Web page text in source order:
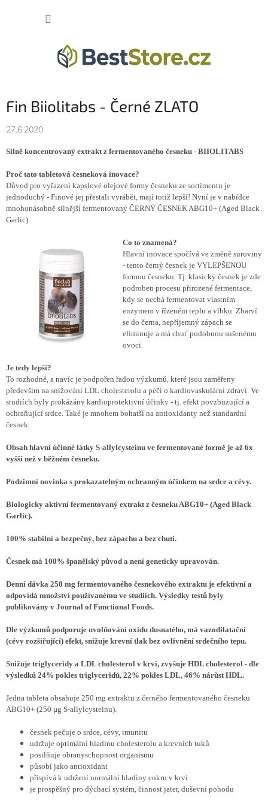
Fin Biiolitabs - Černé ZLATO
27.6.2020
Silně koncentrovaný extrakt z fermentovaného česneku - BIIOLITABS
Proč tato tabletová česneková inovace?
Důvod pro vyřazení kapslové olejové formy česneku ze sortimentu je
jednoduchý - Finové jej přestali vyrábět, mají totiž lepší! Nyní je v nabídce
mnohonásobně silnější fermentovaný ČERNÝ ČESNEK ABG10+ (Aged Black
Garlic).
Co to znamená?
Hlavní inovace spočívá ve změně suroviny
- tento černý česnek je VYLEPŠENOU
formou česneku. Tj. klasický česnek je zde
podroben procesu přirozené fermentace,
kdy se nechá fermentovat vlastním
enzymem v řízeném teplu a vlhku. Zbarví
se do černa, nepříjemný zápach se
eliminuje a má chuť podobnou sušenému
ovoci.
Je tedy lepší?
To rozhodně, a navíc je podpořen řadou výzkumů, které jsou zaměřeny
především na snižování LDL cholesterolu a péči o kardiovaskulární zdraví. Ve
studiích byly prokázány kardioprotektivní účinky - tj. efekt povzbuzující a
ochraňující srdce. Také je mnohem bohatší na antioxidanty než standardní
česnek.
Obsah hlavní účinné látky S-allylcysteinu ve fermentované formě je až 6x
vyšší než v běžném česneku.
Podzimní novinka s prokazatelným ochranným účinkem na srdce a cévy.
Biologicky aktivní fermentovaný extrakt z česneku ABG10+ (Aged Black
Garlic).
100% stabilní a bezpečný, bez zápachu a bez chuti.
Česnek má 100% španělský původ a není geneticky upravován.
Denní dávka 250 mg fermentovaného česnekového extraktu je efektivní a
odpovídá množství používanému ve studiích. Výsledky testů byly
publikovány v Journal of Functional Foods.
Dle výzkumů podporuje uvolňování oxidu dusnatého, má vazodilatační
(cévy rozšiřující) efekt, snižuje krevní tlak bez ovlivnění srdečního tepu.
Snižuje triglyceridy a LDL cholesterol v krvi, zvyšuje HDL cholesterol - dle
výsledků 24% pokles triglyceridů, 22% pokles LDL, 46% nárůst HDL.
Jedna tableta obsahuje 250 mg extraktu z černého fermentovaného česneku
ABG10+ (250 µg S-allylcysteinu).
česnek pečuje o srdce, cévy, imunitu
udržuje optimální hladinu cholesterolu a krevních tuků
posilňuje obranyschopnost organismu
působí jako antioxidant
přispívá k udržení normální hladiny cukru v krvi
je prospěšný pro dýchací systém, činnost jater, duševní pohodu